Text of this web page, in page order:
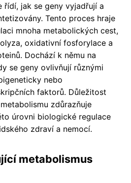
řídí, jak se geny vyjadřují a
Tento proces hraje
mnoha metabolických cest,
oxidativní fosforylace a
Dochází k němu na
se geny ovlivňují různými
nebo
faktorů. Důležitost
zdůrazňuje
úrovni biologické regulace
zdraví a nemocí.
metabolismus